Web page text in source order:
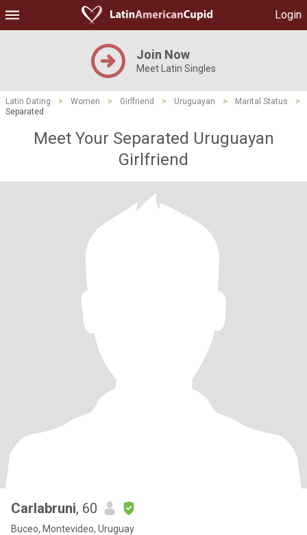
Login
Join Now
Meet Latin Singles
Latin Dating > Women > Girlfriend > Uruguayan > Marital Status
>
Separated
Meet Your Separated Uruguayan
Girlfriend
Carlabruni, 60
Buceo, Montevideo, Uruguay